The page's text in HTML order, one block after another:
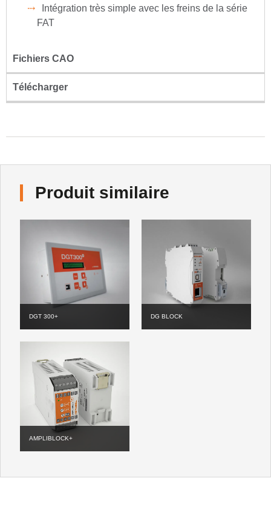
Intégration très simple avec les freins de la série
FAT
Fichiers CAO
Télécharger
Produit similaire
DGT 300+ DG BLOCK
AMPLIBLOCK+